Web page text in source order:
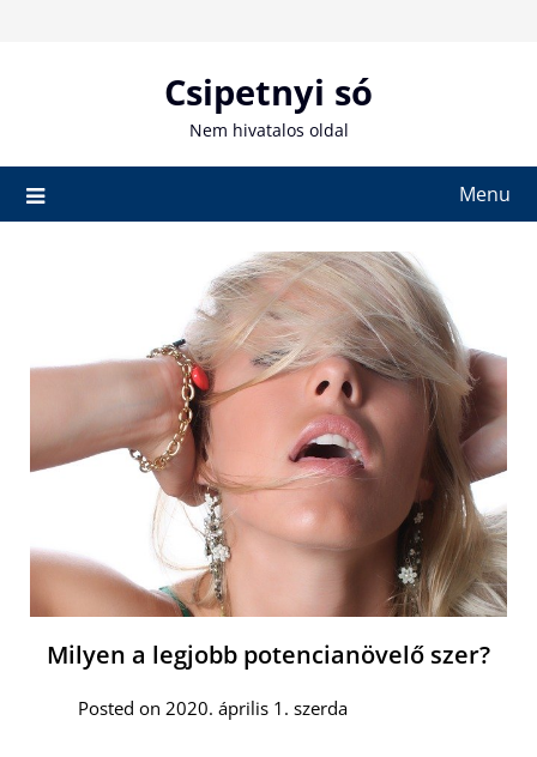
Csipetnyi só
Nem hivatalos oldal
Menu
Milyen a legjobb potencianövelő szer?
Posted on 2020. április 1. szerda